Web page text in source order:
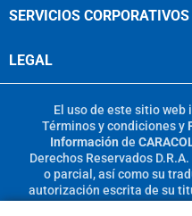
SERVICIOS CORPORATIVOS
LEGAL
El uso de este sitio
Términos y condicionesy
Información de
Derechos Reservados
o parcial, así como su
autorización escrita de su